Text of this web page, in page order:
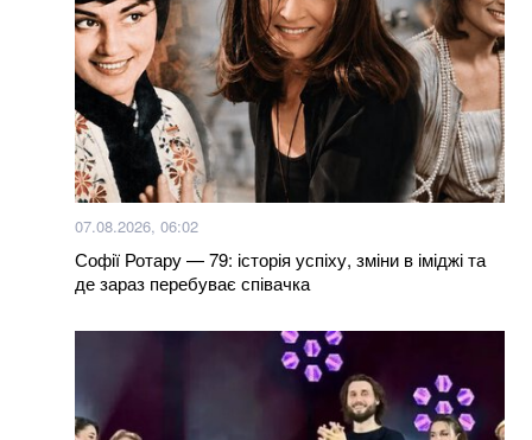
07.08.2026, 06:02
Софії Ротару — 79: історія успіху, зміни в іміджі та
де зараз перебуває співачка